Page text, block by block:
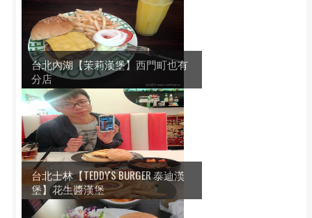
台北內湖【茉莉漢堡】西門町也有
分店
台北士林【TEDDY'S BURGER 泰迪漢
堡】花生醬漢堡